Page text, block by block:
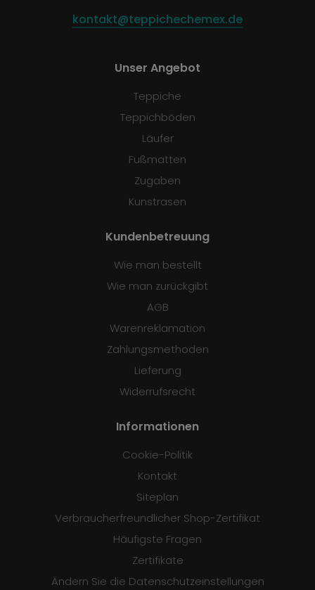
kontakt@teppichechemex.de
Unser Angebot
Teppiche
Teppichböden
Läufer
Fußmatten
Zugaben
Kunstrasen
Kundenbetreuung
Wie man bestellt
Wie man zurückgibt
AGB
Warenreklamation
Zahlungsmethoden
Lieferung
Widerrufsrecht
Informationen
Cookie-Politik
Kontakt
Siteplan
Verbraucherfreundlicher Shop-Zertifikat
Häufigste Fragen
Zertifikate
Ändern Sie die Datenschutzeinstellungen